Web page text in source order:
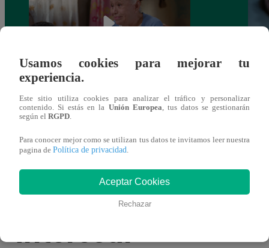
toma una difícil decisión por el futuro de
sus nietos!
También te puede
interesar
Usamos cookies para mejorar tu
experiencia.
Este sitio utiliza cookies para analizar el tráfico y personalizar
contenido. Si estás en la Unión Europea, tus datos se gestionarán
según el RGPD.
Para conocer mejor como se utilizan tus datos te invitamos leer nuestra
pagina de Política de privacidad.
Aceptar Cookies
Rechazar